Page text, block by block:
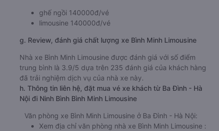
ghế ngồi 140000đ/vé
limousine 140000đ/vé
g. Review, đánh giá chất lượng xe Bình Minh Limousine
Nhà xe Bình Minh Limousine được đánh giá với số điểm
trung bình là 3.9/5 dựa trên 235 đánh giá của khách hàng
đã trải nghiệm dịch vụ của nhà xe này.
h. Thông tin liên hệ, đặt mua vé xe khách từ Ba Đình - Hà
Nội đi Ninh Bình Bình Minh Limousine
Văn phòng xe Bình Minh Limousine ở Ba Đình - Hà Nội:
Xem địa chỉ văn phòng nhà xe Bình Minh Limousine :